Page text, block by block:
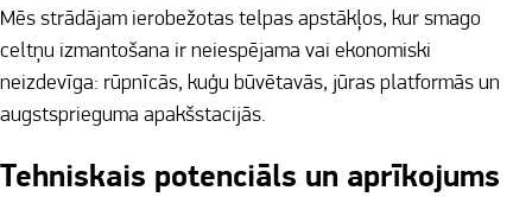
Mēs strādājam ierobežotas telpas apstākļos, kur smago
celtņu izmantošana ir neiespējama vai ekonomiski
neizdevīga: rūpnīcās, kuģu būvētavās, jūras platformās un
augstsprieguma apakšstacijās.
Tehniskais potenciāls un aprīkojums